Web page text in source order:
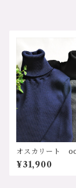
オスカリート
438bk イタリ
ト 輸入ランジ
¥31,900